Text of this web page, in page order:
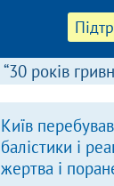
“30 років
Київ
балістики і
жертва і